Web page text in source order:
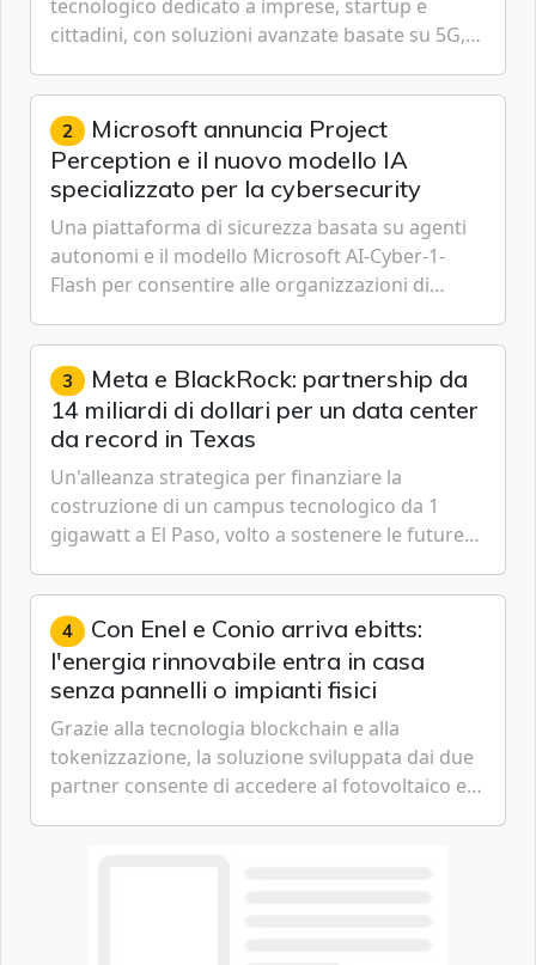
tecnologico dedicato a imprese, startup e
cittadini, con soluzioni avanzate basate su 5G,
Cybersecurity.
2 Microsoft annuncia Project
Perception e il nuovo modello IA
specializzato per la cybersecurity
Una piattaforma di sicurezza basata su agenti
autonomi e il modello Microsoft AI-Cyber-1-
Flash per consentire alle organizzazioni di
gestione continua del rischio.
3 Meta e BlackRock: partnership da
14 miliardi di dollari per un data center
da record in Texas
Un'alleanza strategica per finanziare la
costruzione di un campus tecnologico da 1
gigawatt a El Paso, volto a sostenere le future
artificiale dell'azienda di Mark Zuckerberg.
4 Con Enel e Conio arriva ebitts:
l'energia rinnovabile entra in casa
senza pannelli o impianti fisici
Grazie alla tecnologia blockchain e alla
tokenizzazione, la soluzione sviluppata dai due
partner consente di accedere al fotovoltaico e